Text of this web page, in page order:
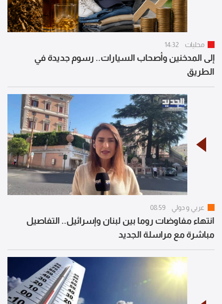
محليات 14:32
إلى المدخنين وأصحاب السيارات.. رسوم جديدة في
الطريق
عربي و دولي 08:59
انتهاء مفاوضات روما بين لبنان وإسرائيل.. التفاصيل
مباشرة مع مراسلة الجديد